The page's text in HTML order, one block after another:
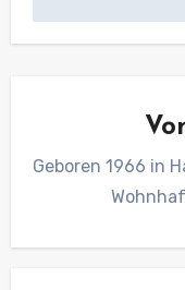
Geboren 1966 in